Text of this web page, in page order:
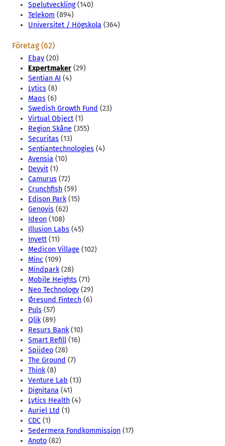
Spelutveckling(140)
Telekom (894)
Universitet / Högskola (364)
Företag (62)
Ebay (20)
Expertmaker (29)
Sentian AI (4)
Lytics (8)
Maqs (6)
Swedish Growth Fund (23)
Virtual Object (1)
Region Skåne (355)
Securitas (13)
Sentiantechnologies (4)
Avensia (10)
Devvit (1)
Camurus (72)
Crunchfish (59)
Edison Park(15)
Genovis (62)
Ideon (108)
Illusion Labs (45)
Inyett (11)
Medicon Village (102)
Minc (109)
Mindpark(28)
Mobile Heights (71)
Neo Technology (29)
Øresund Fintech (6)
Puls (57)
Qlik(89)
Resurs Bank(10)
Smart Refill (16)
Spiideo (28)
The Ground (7)
Think(8)
Venture Lab (13)
Dignitana (41)
Lytics Health (4)
Auriel Ltd (1)
CDC (1)
Sedermera Fondkommission (17)
Anoto (82)